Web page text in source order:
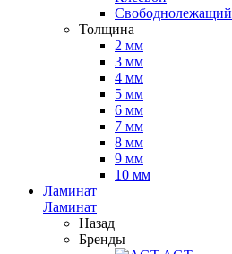
Свободнолежащий
Толщина
2 мм
3 мм
4 мм
5 мм
6 мм
7 мм
8 мм
9 мм
10 мм
Ламинат
Ламинат
Назад
Бренды